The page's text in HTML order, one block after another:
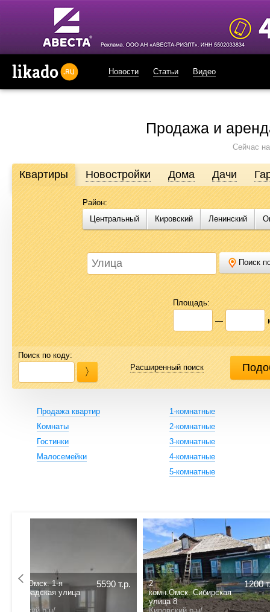
Новости Статьи Видео
Продажа и
Сейчас
Продажа и аренда недвижимости в Омске
Likado.ru – сайт актуальных и достоверных объявлений по
или купить квартиру, найти землю под строительство,
Likado.ru, чтобы сэкономить время и силы в поисках нужного
Квартиры Новостройки Дома Дачи
Район:
Центральный
Кировский Ленинский
Поиск
Площадь:
—
Поиск по коду:
Расширенный поиск
Продажа квартир
Комнаты
Гостинки
Малосемейки
1-комнатные
2-комнатные
3-комнатные
4-комнатные
5-комнатные
4100 т.р.
1 комн.Омск. улица
Энергетиков 63Б
3200 т.р.